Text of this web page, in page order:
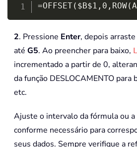
2. Pressione Enter, depois
até G5. Ao preencher para baixo,
incrementado a partir de 0,
da função DESLOCAMENTO para
etc.
Ajuste o intervalo da fórmula ou a
conforme necessário para
seus dados. Sempre verifique a